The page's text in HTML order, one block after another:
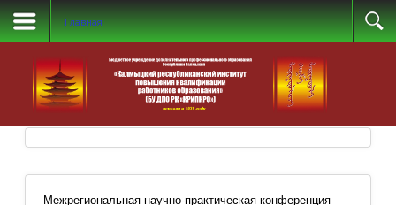
Главная
Межрегиональная научно-практическая конференция